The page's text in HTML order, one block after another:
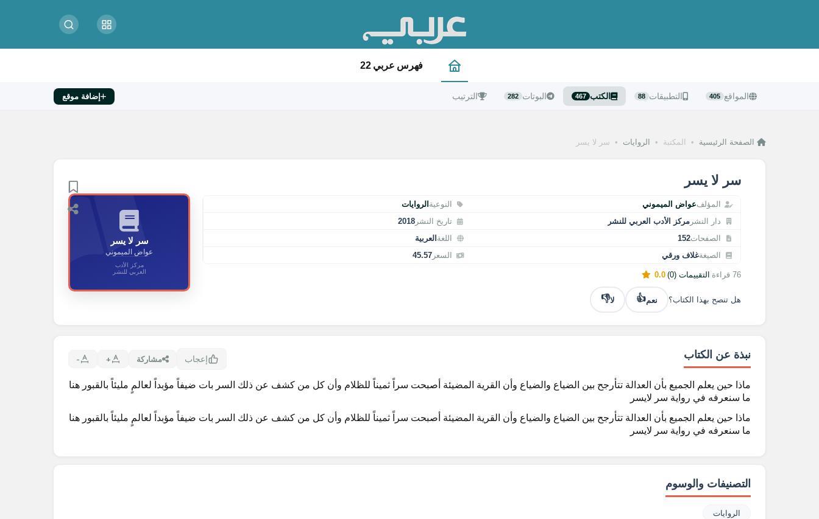
فهرس عربي 22
المواقع 405 التطبيقات 88 الكتب 467 البوتات 282 الترتيب إضافة موقع
الصفحة الرئيسية • المكتبة • الروايات • سر لا يسر
سر لا يسر
المؤلفعواض الميموني النوعية الروايات
دار النشر مركز الأدب العربي للنشر تاريخ النشر 2018
الصفحات152 اللغة العربية
الصيغةغلاف ورقي السعر 45.57
76 قراءة التقييمات (0) 0.0
هل تنصح بهذا الكتاب؟ نعم👍 لا👎
سر لا يسر
عواض الميموني
مركز الأدب
العربي للنشر
نبذة عن الكتاب إعجاب مشاركة +
-
ماذا حين يعلم الجميع بأن العدالة تتأرجح بين الضياع والضياع وأن القرية المضيئة أصبحت سراً ثميناً للظلام وأن كل من كشف عن ذلك السر بات ضيفاً مؤبداً لعالمٍ مليئاً بالقبور هنا
ما سنعرفه في رواية سر لايسر
ماذا حين يعلم الجميع بأن العدالة تتأرجح بين الضياع والضياع وأن القرية المضيئة أصبحت سراً ثميناً للظلام وأن كل من كشف عن ذلك السر بات ضيفاً مؤبداً لعالمٍ مليئاً بالقبور هنا
ما سنعرفه في رواية سر لايسر
التصنيفات والوسوم
الروايات